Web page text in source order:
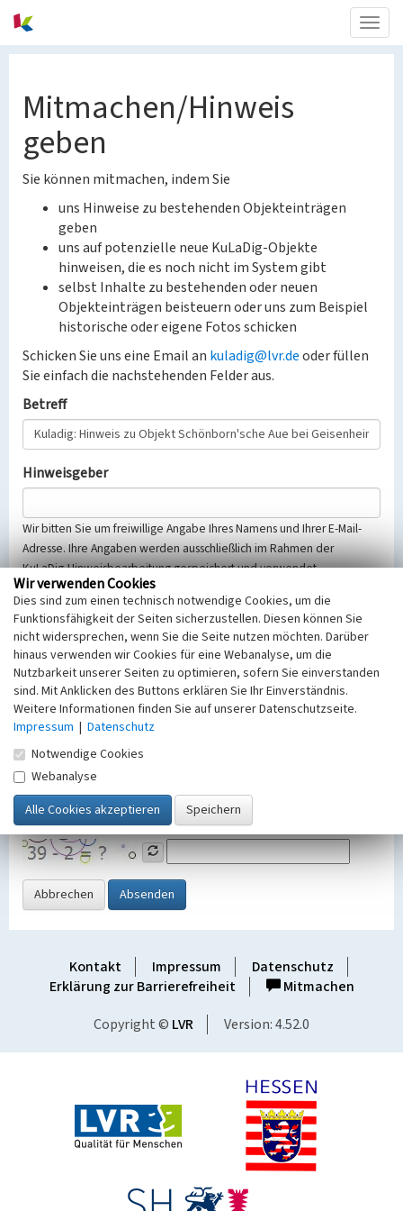
Mitmachen/Hinweis
geben
Sie können mitmachen, indem Sie
uns Hinweise zu bestehenden Objekteinträgen
geben
uns auf potenzielle neue KuLaDig-Objekte
hinweisen, die es noch nicht im System gibt
selbst Inhalte zu bestehenden oder neuen
Objekteinträgen beisteuern oder uns zum Beispiel
historische oder eigene Fotos schicken
Schicken Sie uns eine Email an kuladig@lvr.deoder füllen
Sie einfach die nachstehenden Felder aus.
Betreff
Hinweisgeber
Wir bitten Sie um freiwillige Angabe Ihres Namens und Ihrer E-Mail-
Adresse. Ihre Angaben werden ausschließlich im Rahmen der
KuLaDig-Hinweisbearbeitung gespeichert und verwendet.
Selbstverständlich werden diese entsprechend der Vorschriften des
Telemediengesetzes, des Datenschutzgesetzes NRW und der seit
dem 25.05.2018 gültigen Europäischen Datenschutzgrundverordnung
(EU-DSGVO) vertraulich behandelt, beachten Sie bitte unsere
Hinweise zumDatenschutz
Nachricht
SicherheitsabfrageTragen Sie unten das Rechenergebnis aus der
Grafik ein
Abbrechen Absenden
Kontakt Impressum
Datenschutz
Erklärung zur Barrierefreiheit
Mitmachen
Copyright © LVR Version: 4.52.0
Wir verwenden Cookies
Dies sind zum einen technisch notwendige Cookies, um die
Funktionsfähigkeit der Seiten sicherzustellen. Diesen können Sie
nicht widersprechen, wenn Sie die Seite nutzen möchten. Darüber
hinaus verwenden wir Cookies für eine Webanalyse, um die
Nutzbarkeit unserer Seiten zu optimieren, sofern Sie einverstanden
sind. Mit Anklicken des Buttons erklären Sie Ihr Einverständnis.
Weitere Informationen finden Sie auf unserer Datenschutzseite.
Impressum | Datenschutz
Notwendige Cookies
Webanalyse